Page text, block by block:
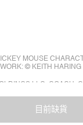
目前缺貨
MOUSE
© KEITH HARING
LLC. COACH,